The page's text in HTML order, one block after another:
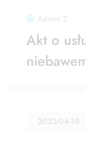
Admin 2
Akt o
2023-04-19